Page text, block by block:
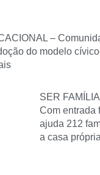
–
do modelo
SER
Com entrada
ajuda 212
a casa